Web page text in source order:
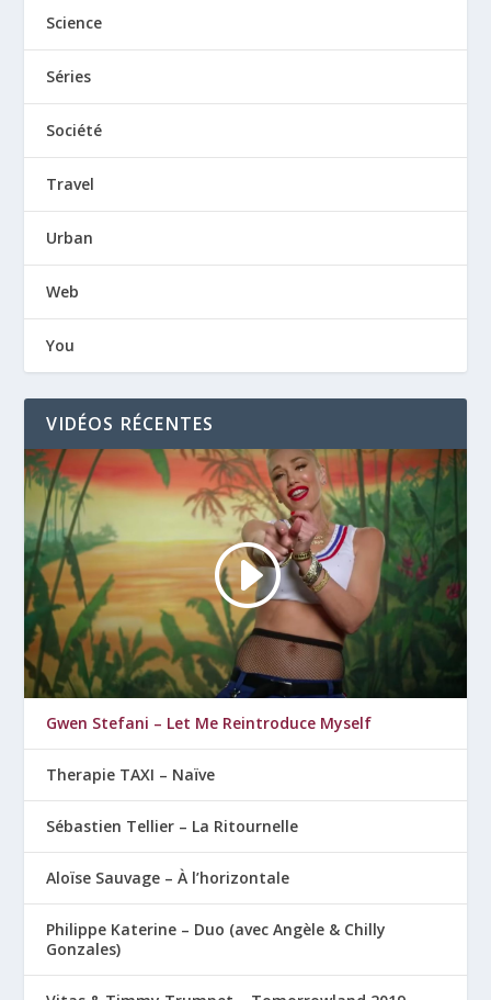
Science
Séries
Société
Travel
Urban
Web
You
VIDÉOS RÉCENTES
Gwen Stefani – Let Me Reintroduce Myself
Therapie TAXI – Naïve
Sébastien Tellier – La Ritournelle
Aloïse Sauvage – À l’horizontale
Philippe Katerine – Duo (avec Angèle & Chilly
Gonzales)